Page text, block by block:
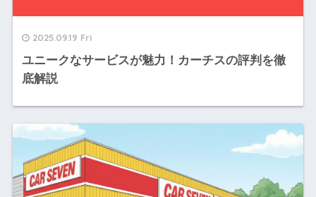
2025.09.19 Fri
ユニークなサービスが魅力！カーチスの評判を徹
底解説